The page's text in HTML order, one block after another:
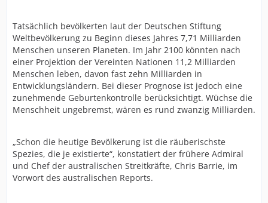
Tatsächlich bevölkerten laut der Deutschen Stiftung
Weltbevölkerung zu Beginn dieses Jahres 7,71 Milliarden
Menschen unseren Planeten. Im Jahr 2100 könnten nach
einer Projektion der Vereinten Nationen 11,2 Milliarden
Menschen leben, davon fast zehn Milliarden in
Entwicklungsländern. Bei dieser Prognose ist jedoch eine
zunehmende Geburtenkontrolle berücksichtigt. Wüchse die
Menschheit ungebremst, wären es rund zwanzig Milliarden.
„Schon die heutige Bevölkerung ist die räuberischste
Spezies, die je existierte“, konstatiert der frühere Admiral
und Chef der australischen Streitkräfte, Chris Barrie, im
Vorwort des australischen Reports.